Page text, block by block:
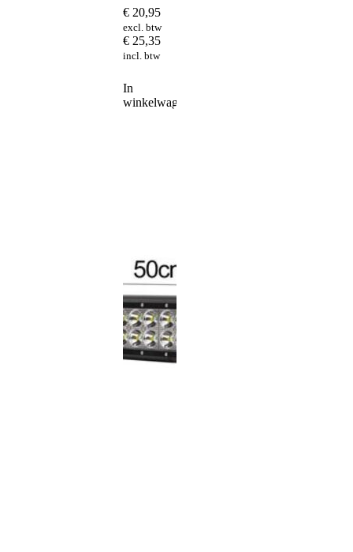
€ 20,95
excl. btw
€ 25,35
incl. btw
In
winkelwagen